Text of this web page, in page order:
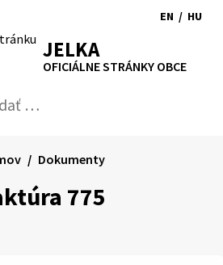
Zvýšiť
kontrast
písmapísma
EN
to
/ HU
JELKA
OFICIÁLNE STRÁNKY OBCE
775
Dokumenty